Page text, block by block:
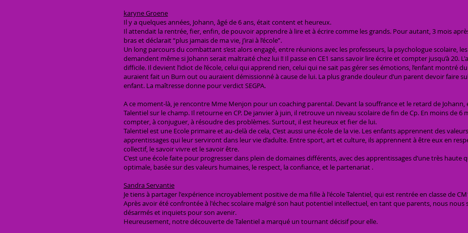
karyne Groene
Il y a quelques années, Johann, âgé de 6 ans, était content et heureux.
Il attendait la rentrée, fier, enfin, de pouvoir apprendre à lire et à écrire comme les grands. Pour autant, 3 mois
bras et déclarait “plus jamais de ma vie, j’irai à l’école”.
Un long parcours du combattant s’est alors engagé, entre réunions avec les professeurs, la psychologue scolaire,
demandent même si Johann serait maltraité chez lui !! Il passe en CE1 sans savoir lire écrire et compter jusqu’à 20.
difficile. Il devient l’idiot de l’école, celui qui apprend rien, celui qui ne sait pas gérer ses émotions, l’enfant montré
auraient fait un Burn out ou auraient démissionné à cause de lui. La plus grande douleur d’un parent devoir faire
enfant. La maîtresse donne pour verdict SEGPA.
A ce moment-là, je rencontre Mme Menjon pour un coaching parental. Devant la souffrance et le retard de Johann,
Talentiel sur le champ. Il retourne en CP. De janvier à juin, il retrouve un niveau scolaire de fin de Cp. En moins de 6
compter, à conjuguer, à résoudre des problèmes. Surtout, il est heureux et fier de lui.
Talentiel est une Ecole primaire et au-delà de cela, C’est aussi une école de la vie. Les enfants apprennent des
apprentissages qui leur serviront dans leur vie d’adulte. Entre sport, art et culture, ils apprennent à être eux en
collectif, le savoir vivre et le savoir être.
C'est une école faite pour progresser dans plein de domaines différents, avec des apprentissages d’une très haute
optimale, basée sur des valeurs humaines, le respect, la confiance, et le partenariat .
Sandra Servantie
Je tiens à partager l'expérience incroyablement positive de ma fille à l'école Talentiel, qui est rentrée en classe de
Après avoir été confrontée à l'échec scolaire malgré son haut potentiel intellectuel, en tant que parents, nous nous
désarmés et inquiets pour son avenir.
Heureusement, notre découverte de Talentiel a marqué un tournant décisif pour elle.